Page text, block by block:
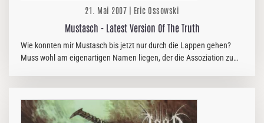
21. Mai 2007 | Eric Ossowski
Mustasch - Latest Version Of The Truth
Wie konnten mir Mustasch bis jetzt nur durch die Lappen gehen?
Muss wohl am eigenartigen Namen liegen, der die Assoziation zum